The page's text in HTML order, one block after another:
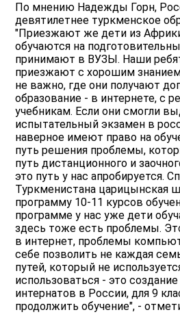
По мнению Надежды Горн,
девятилетнее туркменское
"Приезжают же дети из
обучаются на
принимают в ВУЗЫ. Наши
приезжают с хорошим
не важно, где они получают
образование - в интернете, с
учебникам. Если они смогли
испытательный экзамен в
наверное имеют право на
путь решения проблемы,
путь дистанционного и
это путь у нас апробируется.
Туркменистана царицынская
программу 10-11 курсов
программе у нас уже дети
здесь тоже есть проблемы.
в интернет, проблемы
себе позволить не каждая
путей, который не
использоваться - это
интернатов в России, для 9
продолжить обучение", -